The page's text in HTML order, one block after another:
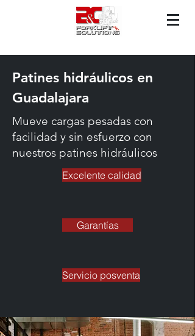
Patines hidráulicos en
Guadalajara
Mueve cargas pesadas con
facilidad y sin esfuerzo con
nuestros patines hidráulicos
Excelente calidad
Garantías
Servicio posventa